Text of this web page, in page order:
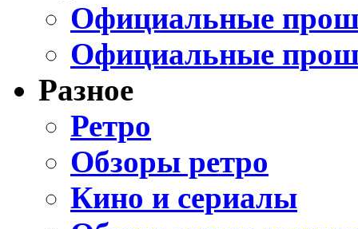
Официальные
Официальные
Разное
Ретро
Обзоры ретро
Кино и сериалы